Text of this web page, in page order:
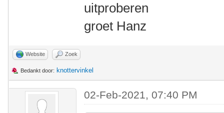
uitproberen
groet Hanz
Website Zoek
Bedankt door: knottervinkel
02-Feb-2021, 07:40 PM